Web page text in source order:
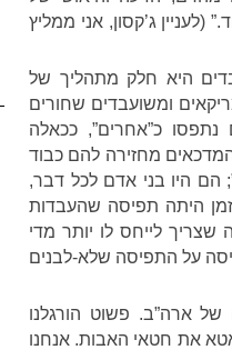
(לעניין ג’קסון, אני ממליץ
היא חלק מתהליך של
ומשועבדים שחורים
נתפסו כ”אחרים”, ככאלה
מחזירה להם כבוד
הם היו בני אדם לכל דבר,
היתה תפיסה שהעבדות
לייחס לו יותר מדי
על התפיסה שלא-לבנים
של ארה”ב. פשוט הורגלנו
את חטאי האבות. אנחנו